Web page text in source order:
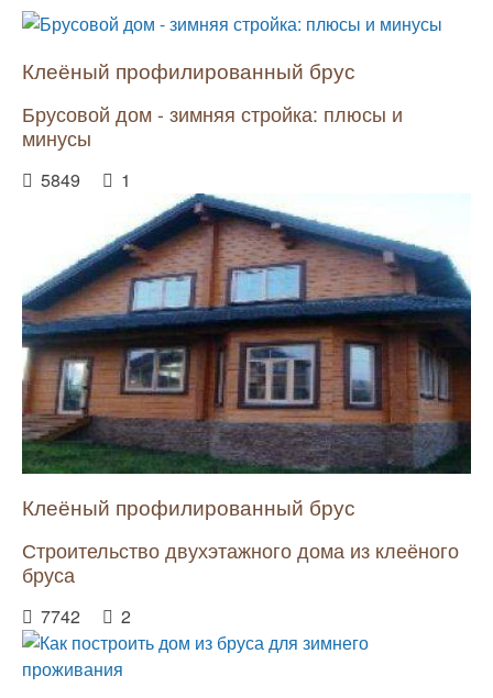
Клеёный профилированный брус
Брусовой дом - зимняя стройка: плюсы и
минусы
5849 1
Клеёный профилированный брус
Строительство двухэтажного дома из клеёного
бруса
7742 2